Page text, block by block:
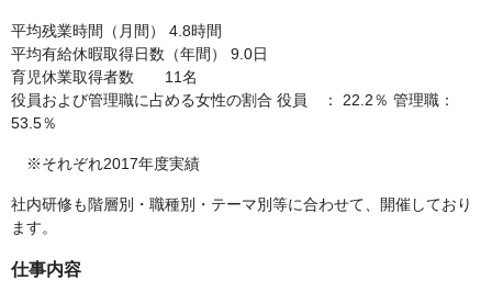
平均残業時間（月間） 4.8時間
平均有給休暇取得日数（年間） 9.0日
育児休業取得者数 11名
役員および管理職に占める女性の割合 役員 ： 22.2％ 管理職：
53.5％
※それぞれ2017年度実績
社内研修も階層別・職種別・テーマ別等に合わせて、開催しており
ます。
仕事内容